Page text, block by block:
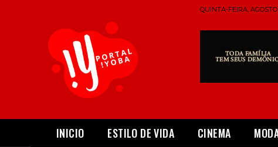
QUINTA-FEIRA,
INICIO ESTILO DE VIDA CINEMA